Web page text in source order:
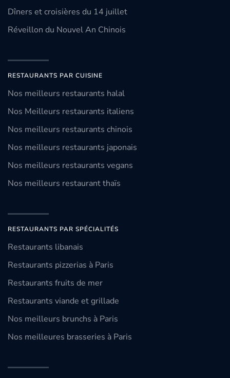
Dîners et croisières du 14 juillet
Réveillon du Nouvel An Chinois
RESTAURANTS PAR CUISINE
Nos meilleurs restaurants halal
Nos Meilleurs restaurants italiens
Nos meilleurs restaurants chinois
Nos meilleurs restaurants japonais
Nos meilleurs restaurants vegans
Nos meilleurs restaurant thaïs
RESTAURANTS PAR SPÉCIALITÉS
Restaurants libanais
Restaurants pizzerias à Paris
Restaurants fruits de mer
Restaurants viande et grillade
Nos meilleurs brunchs à Paris
Nos meilleures brasseries à Paris